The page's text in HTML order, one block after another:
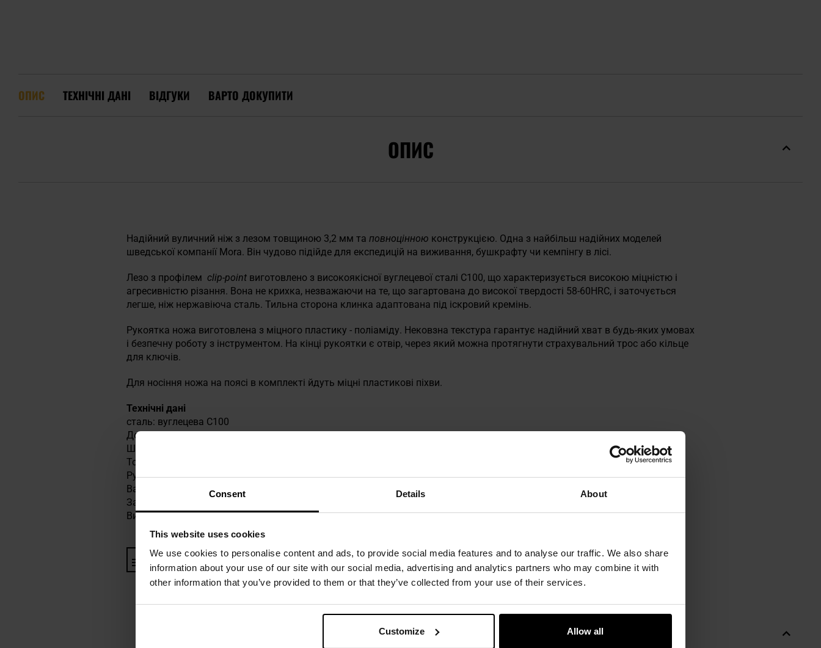
Consent Details About
This website uses cookies
We use cookies to personalise content and ads, to provide social media features and to analyse our traffic. We also share
information about your use of our site with our social media, advertising and analytics partners who may combine it with
other information that you’ve provided to them or that they’ve collected from your use of their services.
Customize Allow all
ОПИС ТЕХНІЧНІ ДАНІ ВІДГУКИ ВАРТО ДОКУПИТИ
ОПИС
Надійний вуличний ніж з лезом товщиною 3,2 мм та повноцінною конструкцією. Одна з найбільш надійних моделей
шведської компанії Mora. Він чудово підійде для експедицій на виживання, бушкрафту чи кемпінгу в лісі.
Лезо з профілем clip-point виготовлено з високоякісної вуглецевої сталі С100, що характеризується високою міцністю і
агресивністю різання. Вона не крихка, незважаючи на те, що загартована до високої твердості 58-60HRC, і заточується
легше, ніж нержавіюча сталь. Тильна сторона клинка адаптована під іскровий кремінь.
Рукоятка ножа виготовлена з міцного пластику - поліаміду. Нековзна текстура гарантує надійний хват в будь-яких умовах
і безпечну роботу з інструментом. На кінці рукоятки є отвір, через який можна протягнути страхувальний трос або кільце
для ключів.
Для носіння ножа на поясі в комплекті йдуть міцні пластикові піхви.
Технічні дані
сталь: вуглецева С100
Довжина клинка: 109 мм
Ширина леза: 23 мм
Товщина клинка: 3,2 мм
Ручка: пластик
Вага: 240 г
Загальна довжина: 232 мм
Виробник:Mora, Швеція
Інформація про виробника та техніку безпеки
ТЕХНІЧНІ ДАНІ